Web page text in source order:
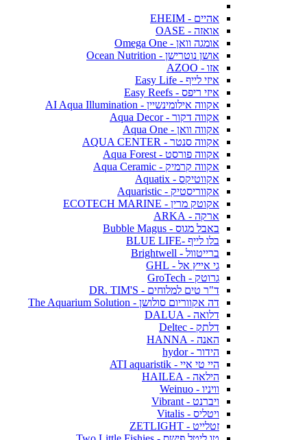
אהיים - EHEIM
אואזה - OASE
אומגה וואן - Omega One
אושן נוטרישן - Ocean Nutrition
אזו - AZOO
איזי לייף - Easy Life
איזי ריפס - Easy Reefs
אקווה אילומינשיין - AI Aqua Illumination
אקווה דקור - Aqua Decor
אקווה וואן - Aqua One
אקווה סנטר - AQUA CENTER
אקווה פורסט - Aqua Forest
אקווה קרמיק - Aqua Ceramic
אקווטיקס - Aquatix
אקווריסטיק - Aquaristic
אקוטק מרין - ECOTECH MARINE
ארקה - ARKA
באבל מגוס - Bubble Magus
בלו לייף -BLUE LIFE
ברייטוול - Brightwell
גי אייץ אל - GHL
גרוטק - GroTech
ד"ר טים למלוחים - DR. TIM'S
דה אקווריום סולושן - The Aquarium Solution
דלואה - DALUA
דלתק - Deltec
האנה - HANNA
הידור - hydor
היי טי איי - ATI aquaristik
הילאה - HAILEA
וויניו - Weinuo
ויברנט - Vibrant
ויטליס - Vitalis
זטלייט - ZETLIGHT